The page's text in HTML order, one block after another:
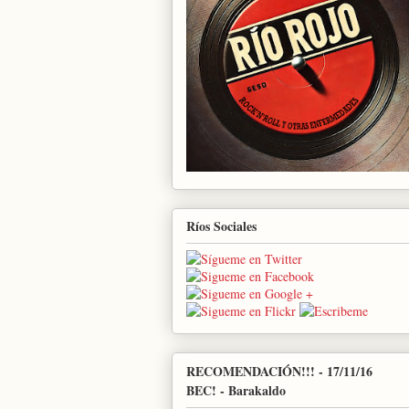
Ríos Sociales
RECOMENDACIÓN!!! - 17/11/16
BEC! - Barakaldo